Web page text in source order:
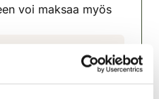
voi maksaa myös